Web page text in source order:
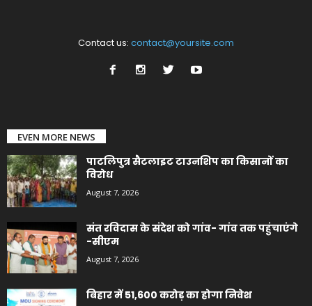
Contact us: contact@yoursite.com
EVEN MORE NEWS
पाटलिपुत्र सैटलाइट टाउनशिप का किसानों का
विरोध
August 7, 2026
संत रविदास के संदेश को गांव- गांव तक पहुंचाएंगे
-सीएम
August 7, 2026
बिहार में 51,600 करोड़ का होगा निवेश